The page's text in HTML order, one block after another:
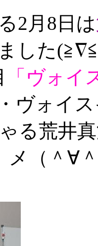
2月8日は
した
「ヴォイ
ヴォイ
る荒井
メ（＾∀